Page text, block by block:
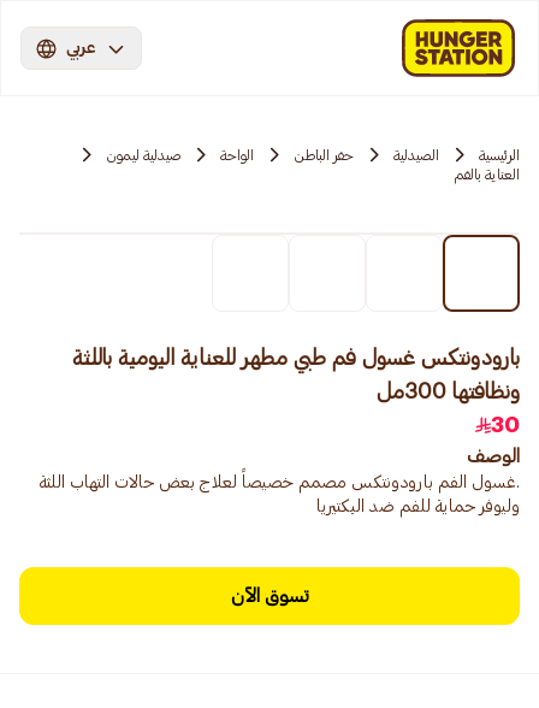
عربي
الرئيسية الصيدلية حفر الباطن الواحة
صيدلية ليمون
العناية بالفم
بارودونتكس غسول فم طبي مطهر للعناية اليومية باللثة
ونظافتها 300مل
30
الوصف
.غسول الفم بارودونتكس مصمم خصيصاً لعلاج بعض حالات التهاب اللثة
وليوفر حماية للفم ضد البكتيريا
تسوق الآن